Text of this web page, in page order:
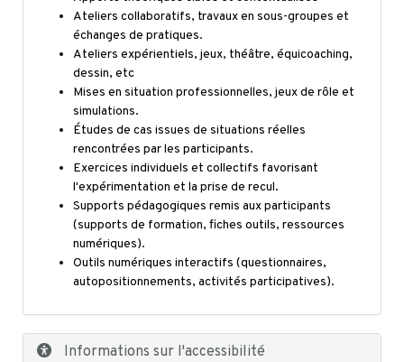
Ateliers collaboratifs, travaux en sous-groupes et
échanges de pratiques.
Ateliers expérientiels, jeux, théâtre, équicoaching,
dessin, etc
Mises en situation professionnelles, jeux de rôle et
simulations.
Études de cas issues de situations réelles
rencontrées par les participants.
Exercices individuels et collectifs favorisant
l'expérimentation et la prise de recul.
Supports pédagogiques remis aux participants
(supports de formation, fiches outils, ressources
numériques).
Outils numériques interactifs (questionnaires,
autopositionnements, activités participatives).
Informations sur l'accessibilité